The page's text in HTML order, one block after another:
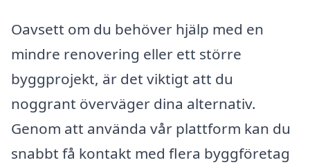
Oavsett om du behöver hjälp med en
mindre renovering eller ett större
byggprojekt, är det viktigt att du
noggrant överväger dina alternativ.
Genom att använda vår plattform kan du
snabbt få kontakt med flera byggföretag